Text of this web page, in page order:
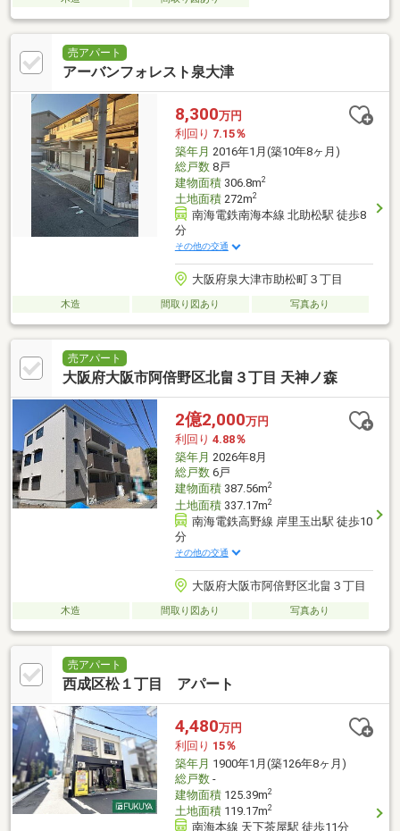
売アパート
アーバンフォレスト泉大津
8,300万円
利回り 7.15％
築年月 2016年1月(築10年8ヶ月)
総戸数8戸
建物面積306.8m2
土地面積272m2
南海電鉄南海本線 北助松駅 徒歩8
分
その他の交通
大阪府泉大津市助松町３丁目
木造 間取り図あり 写真あり
売アパート
大阪府大阪市阿倍野区北畠３丁目 天神ノ森
2億2,000万円
利回り 4.88％
築年月 2026年8月
総戸数6戸
建物面積387.56m2
土地面積337.17m2
南海電鉄高野線 岸里玉出駅 徒歩10
分
その他の交通
大阪府大阪市阿倍野区北畠３丁目
木造 間取り図あり 写真あり
売アパート
西成区松１丁目 アパート
4,480万円
利回り 15％
築年月 1900年1月(築126年8ヶ月)
総戸数-
建物面積125.39m2
土地面積119.17m2
南海本線 天下茶屋駅 徒歩11分